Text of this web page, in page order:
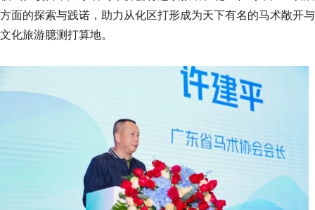
方面的探索与践诺，助力从化区打形成为天下有名的马术敞开与
文化旅游臆测打算地。